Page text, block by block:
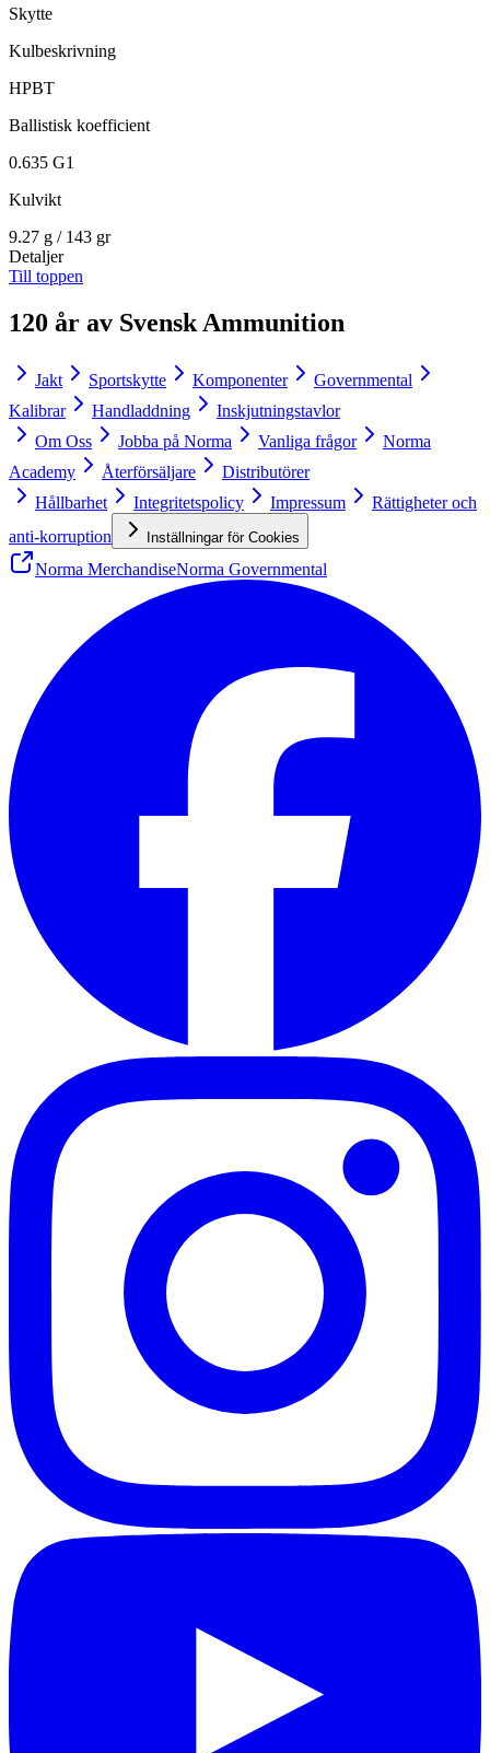
Skytte
Kulbeskrivning
HPBT
Ballistisk koefficient
0.635 G1
Kulvikt
9.27 g / 143 gr
Detaljer
Till toppen
120 år av Svensk Ammunition
Jakt Sportskytte Komponenter
Governmental
Kalibrar
Handladdning
Inskjutningstavlor
Om Oss
Jobba på Norma Vanliga frågor
Norma
Academy
Återförsäljare
Distributörer
Hållbarhet
Integritetspolicy Impressum
Rättigheter och
anti-korruption
Inställningar för Cookies
Norma MerchandiseNorma Governmental